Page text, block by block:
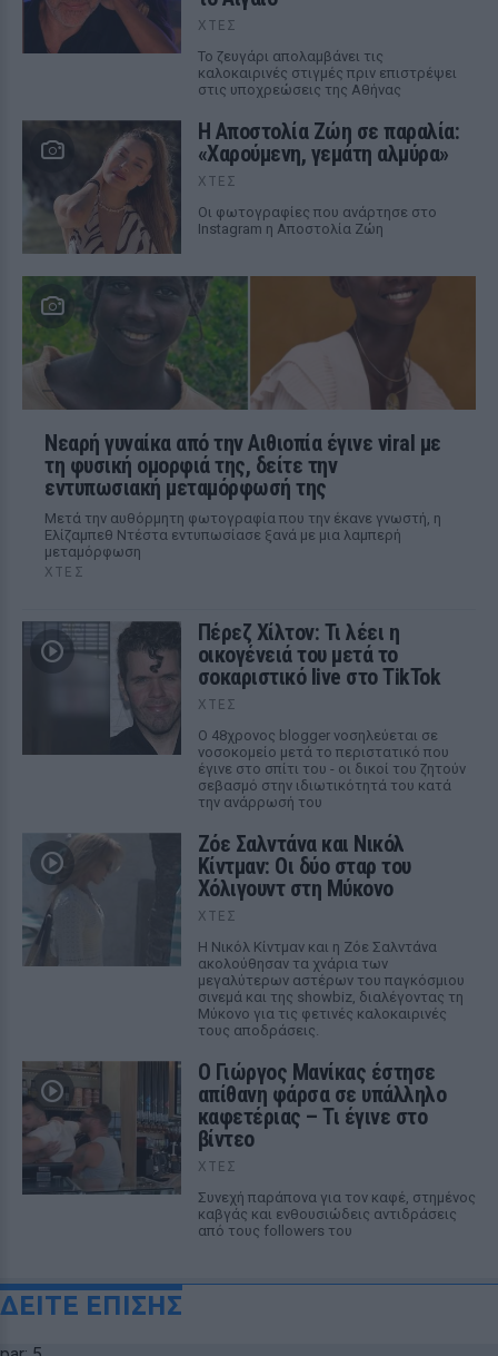
ΧΤΕΣ
Το ζευγάρι απολαμβάνει τις
καλοκαιρινές στιγμές πριν επιστρέψει
στις υποχρεώσεις της Αθήνας
Η Αποστολία Ζώη σε παραλία:
«Χαρούμενη, γεμάτη αλμύρα»
ΧΤΕΣ
Οι φωτογραφίες που ανάρτησε στο
Instagram η Αποστολία Ζώη
Νεαρή γυναίκα από την Αιθιοπία έγινε viral με
τη φυσική ομορφιά της, δείτε την
εντυπωσιακή μεταμόρφωσή της
Μετά την αυθόρμητη φωτογραφία που την έκανε γνωστή, η
Ελίζαμπεθ Ντέστα εντυπωσίασε ξανά με μια λαμπερή
μεταμόρφωση
ΧΤΕΣ
Πέρεζ Χίλτον: Τι λέει η
οικογένειά του μετά το
σοκαριστικό live στο TikTok
ΧΤΕΣ
Ο 48χρονος blogger νοσηλεύεται σε
νοσοκομείο μετά το περιστατικό που
έγινε στο σπίτι του - οι δικοί του ζητούν
σεβασμό στην ιδιωτικότητά του κατά
την ανάρρωσή του
Ζόε Σαλντάνα και Νικόλ
Κίντμαν: Οι δύο σταρ του
Χόλιγουντ στη Μύκονο
ΧΤΕΣ
Η Νικόλ Κίντμαν και η Ζόε Σαλντάνα
ακολούθησαν τα χνάρια των
μεγαλύτερων αστέρων του παγκόσμιου
σινεμά και της showbiz, διαλέγοντας τη
Μύκονο για τις φετινές καλοκαιρινές
τους αποδράσεις.
Ο Γιώργος Μανίκας έστησε
απίθανη φάρσα σε υπάλληλο
καφετέριας – Τι έγινε στο
βίντεο
ΧΤΕΣ
Συνεχή παράπονα για τον καφέ, στημένος
καβγάς και ενθουσιώδεις αντιδράσεις
από τους followers του
ΔΕΙΤΕ ΕΠΙΣΗΣ